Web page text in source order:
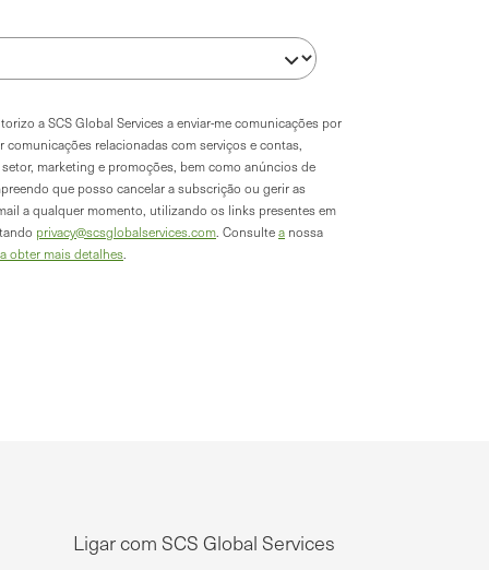
a SCS Global Services a enviar-me comunicações por
comunicações relacionadas com serviços e contas,
marketing e promoções, bem como anúncios de
que posso cancelar a subscrição ou gerir as
a qualquer momento, utilizando os links presentes em
privacy@scsglobalservices.com . Consultea nossa
obter mais detalhes
Ligar com SCS Global Services